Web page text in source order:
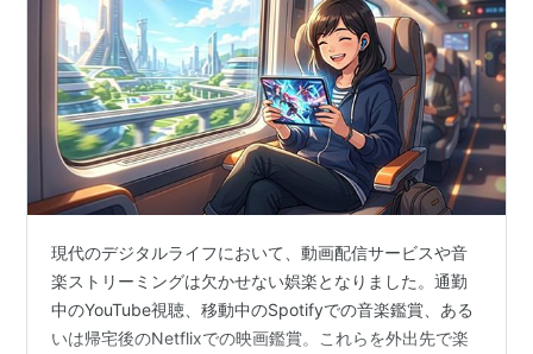
現代のデジタルライフにおいて、動画配信サービスや音
楽ストリーミングは欠かせない娯楽となりました。通勤
中のYouTube視聴、移動中のSpotifyでの音楽鑑賞、ある
いは帰宅後のNetflixでの映画鑑賞。これらを外出先で楽